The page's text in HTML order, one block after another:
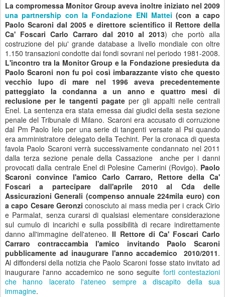
La compromessa Monitor Group aveva inoltre iniziato nel 2009
una partnership con la Fondazione ENI Mattei (con a capo
Paolo Scaroni dal 2005 e direttore scientifico il Rettore della
Ca' Foscari Carlo Carraro dal 2010 al 2013) che portò alla
costruzione del piu' grande database a livello mondiale con oltre
1.150 transazioni condotte dai fondi sovrani nel periodo 1981-2008.
L'incontro tra la Monitor Group e la Fondazione presieduta da
Paolo Scaroni non fu poi così imbarazzante visto che questo
vecchio lupo di mare nel 1996 aveva precedentemente
patteggiato la condanna a un anno e quattro mesi di
reclusione per le tangenti pagateper gli appalti nelle centrali
Enel. La sentenza era stata emessa dai giudici della sesta sezione
penale del Tribunale di Milano. Scaroni era accusato di corruzione
dal Pm Paolo Ielo per una serie di tangenti versate al Psi quando
era amministratore delegato della Techint. Per la cronaca di questa
favola Paolo Scaroni verrà successivamente condannato nel 2011
dalla terza sezione penale della Cassazione anche per i danni
provocati dalla centrale Enel di Polesine Camerini (Rovigo). Paolo
Scaroni convince l'amico Carlo Carraro, Rettore della Ca'
Foscari a partecipare dall'aprile 2010 al Cda delle
Assicurazioni Generali (compenso annuale 224mila euro) con
a capo Cesare Geronzi conosciuto ai mass media per i crack Cirio
e Parmalat, senza curarsi di qualsiasi elementare considerazione
sul cumulo di incarichi e sulla possibilità di recare indirettamente
danno all'immagine dell'ateneo.Il Rettore di Ca' Foscari Carlo
Carraro contraccambia l'amico invitando Paolo Scaroni
pubblicamente ad inaugurare l'anno accademico 2010/2011.
Al diffondersi della notizia che Paolo Scaroni fosse stato invitato ad
inaugurare l'anno accademico ne sono seguite forti contestazioni
che hanno lacerato l'ateneo sempre a discapito della sua
immagine.